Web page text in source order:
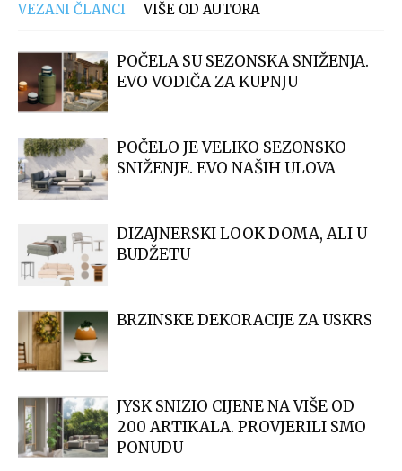
VEZANI ČLANCI VIŠE OD AUTORA
POČELA SU SEZONSKA SNIŽENJA.
EVO VODIČA ZA KUPNJU
POČELO JE VELIKO SEZONSKO
SNIŽENJE. EVO NAŠIH ULOVA
DIZAJNERSKI LOOK DOMA, ALI U
BUDŽETU
BRZINSKE DEKORACIJE ZA USKRS
JYSK SNIZIO CIJENE NA VIŠE OD
200 ARTIKALA. PROVJERILI SMO
PONUDU